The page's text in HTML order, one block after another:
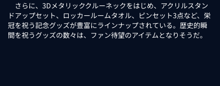
さらに、3Dメタリッククルーネックをはじめ、アクリルスタン
ドアップセット、ロッカールームタオル、ピンセット3点など、栄
冠を祝う記念グッズが豊富にラインナップされている。歴史的瞬
間を祝うグッズの数々は、ファン待望のアイテムとなりそうだ。